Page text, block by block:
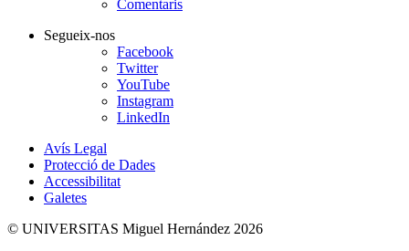
Comentaris
Segueix-nos
Facebook
Twitter
YouTube
Instagram
LinkedIn
Avís Legal
Protecció de Dades
Accessibilitat
Galetes
© UNIVERSITAS Miguel Hernández 2026